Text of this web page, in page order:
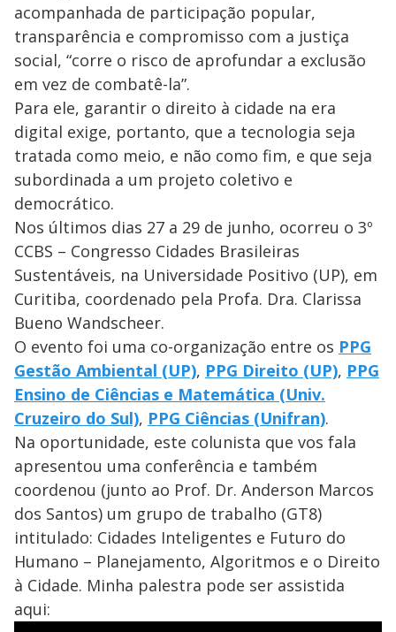
acompanhada de participação popular,
transparência e compromisso com a justiça
social, “corre o risco de aprofundar a exclusão
em vez de combatê-la”.
Para ele, garantir o direito à cidade na era
digital exige, portanto, que a tecnologia seja
tratada como meio, e não como fim, e que seja
subordinada a um projeto coletivo e
democrático.
Nos últimos dias 27 a 29 de junho, ocorreu o 3º
CCBS – Congresso Cidades Brasileiras
Sustentáveis, na Universidade Positivo (UP), em
Curitiba, coordenado pela Profa. Dra. Clarissa
Bueno Wandscheer.
O evento foi uma co-organização entre os PPG
Gestão Ambiental (UP), PPG Direito (UP), PPG
Ensino de Ciências e Matemática (Univ.
Cruzeiro do Sul), PPG Ciências (Unifran).
Na oportunidade, este colunista que vos fala
apresentou uma conferência e também
coordenou (junto ao Prof. Dr. Anderson Marcos
dos Santos) um grupo de trabalho (GT8)
intitulado: Cidades Inteligentes e Futuro do
Humano – Planejamento, Algoritmos e o Direito
à Cidade. Minha palestra pode ser assistida
aqui: